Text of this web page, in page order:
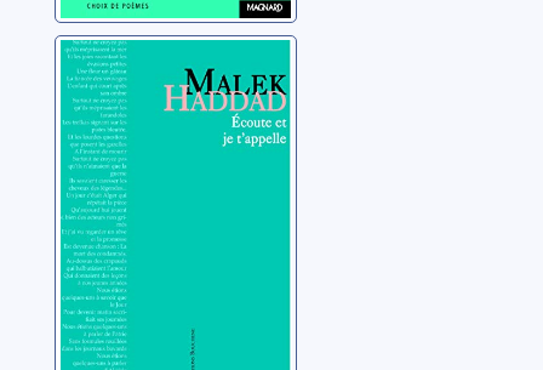
Ecoute et je
t'appelle
Haddad, Malek